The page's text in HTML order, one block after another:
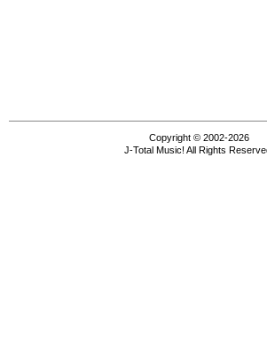
Copyright © 2002-2026
J-Total Music! All Rights